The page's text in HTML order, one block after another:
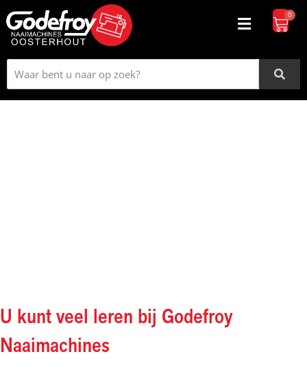
0
U kunt veel leren bij Godefroy
Naaimachines